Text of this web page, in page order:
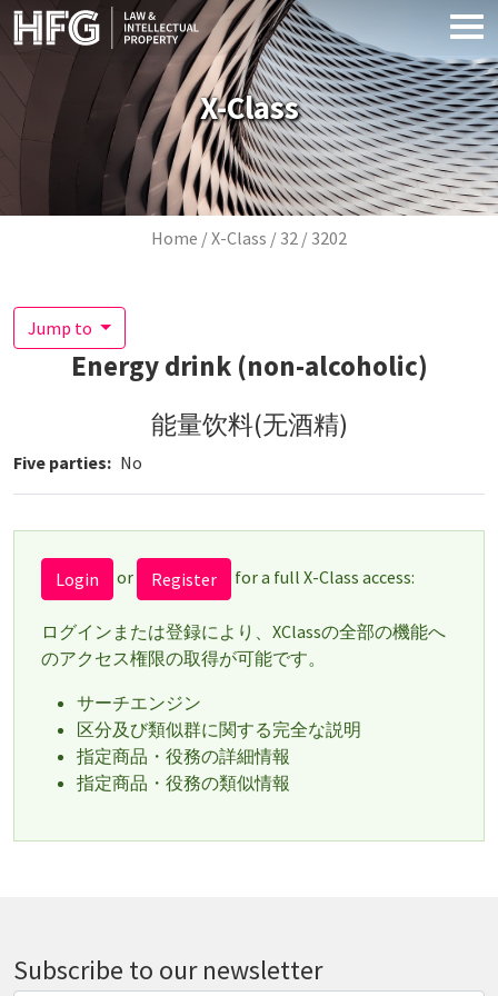
Skip to main content
X-Class
Breadcrumb
Home X-Class 32 3202
Jump to
Energy drink (non-alcoholic)
能量饮料(无酒精)
Five parties No
Login or Register for a full X-Class access:
ログインまたは登録により、XClassの全部の機能へ
のアクセス権限の取得が可能です。
サーチエンジン
区分及び類似群に関する完全な説明
指定商品・役務の詳細情報
指定商品・役務の類似情報
Subscribe to our newsletter